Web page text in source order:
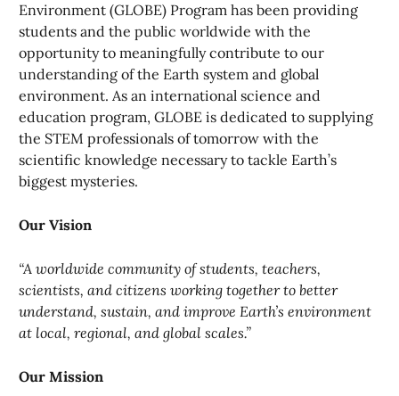
Environment (GLOBE) Program has been providing
students and the public worldwide with the
opportunity to meaningfully contribute to our
understanding of the Earth system and global
environment. As an international science and
education program, GLOBE is dedicated to supplying
the STEM professionals of tomorrow with the
scientific knowledge necessary to tackle Earth’s
biggest mysteries.
Our Vision
“A worldwide community of students, teachers,
scientists, and citizens working together to better
understand, sustain, and improve Earth’s environment
at local, regional, and global scales.”
Our Mission